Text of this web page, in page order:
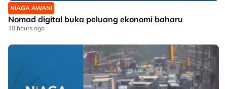
NIAGA AWANI
Nomad digital buka peluang ekonomi baharu
10 hours ago